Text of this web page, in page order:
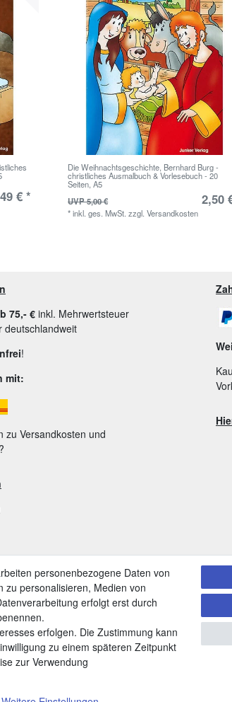
€ *
Die Weihnachtsgeschichte, Bernhard Burg -
christliches Ausmalbuch & Vorlesebuch - 20
Seiten, A5
UVP 5,00 €
2,50
*inkl. ges. MwSt. zzgl.Versandkosten
75,- €inkl. Mehrwertsteuer
deutschlandweit
!
mit:
zu Versandkosten und
personenbezogene Daten von
zu personalisieren, Medien von
erfolgt erst durch
erfolgen. Die Zustimmung kann
zu einem späteren Zeitpunkt
zur Verwendung